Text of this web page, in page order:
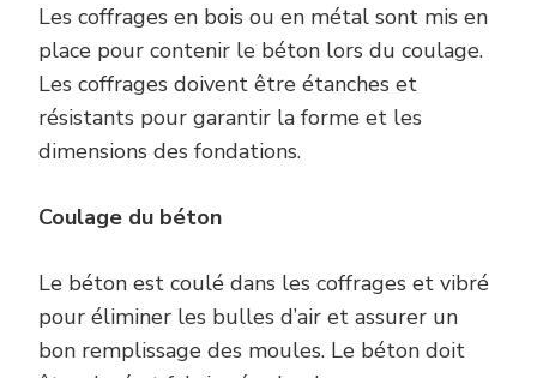
Les coffrages en bois ou en métal sont mis en
place pour contenir le béton lors du coulage.
Les coffrages doivent être étanches et
résistants pour garantir la forme et les
dimensions des fondations.
Coulage du béton
Le béton est coulé dans les coffrages et vibré
pour éliminer les bulles d’air et assurer un
bon remplissage des moules. Le béton doit